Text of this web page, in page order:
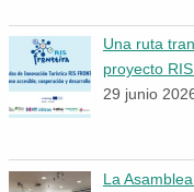
Una ruta
proyecto
29 junio
La